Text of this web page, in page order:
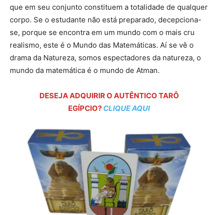
que em seu conjunto constituem a totalidade de qualquer
corpo. Se o estudante não está preparado, decepciona-
se, porque se encontra em um mundo com o mais cru
realismo, este é o Mundo das Matemáticas. Aí se vê o
drama da Natureza, somos espectadores da natureza, o
mundo da matemática é o mundo de Atman.
DESEJA ADQUIRIR O AUTÊNTICO TARÔ
EGÍPCIO? CLIQUE AQUI